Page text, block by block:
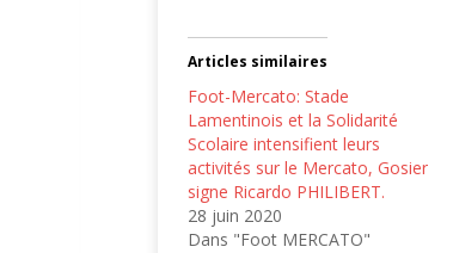
Articles similaires
Foot-Mercato: Stade
Lamentinois et la Solidarité
Scolaire intensifient leurs
activités sur le Mercato, Gosier
signe Ricardo PHILIBERT.
28 juin 2020
Dans "Foot MERCATO"